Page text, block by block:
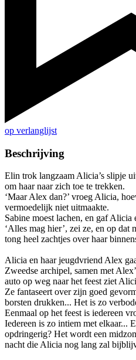
op verlanglijst
Beschrijving
Elin trok langzaam Alicia’s slipje
om haar naar zich toe te trekken.
‘Maar Alex dan?’ vroeg Alicia,
vermoedelijk niet uitmaakte.
Sabine moest lachen, en gaf Alicia
‘Alles mag hier’, zei ze, en op
tong heel zachtjes over haar
Alicia en haar jeugdvriend Alex
Zweedse archipel, samen met
auto op weg naar het feest ziet
Ze fantaseert over zijn goed
borsten drukken... Het is zo
Eenmaal op het feest is iedereen
Iedereen is zo intiem met elkaar...
opdringerig? Het wordt een
nacht die Alicia nog lang zal